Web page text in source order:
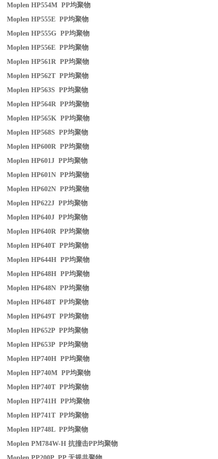
Moplen HP554M PP均聚物
Moplen HP555E PP均聚物
Moplen HP555G PP均聚物
Moplen HP556E PP均聚物
Moplen HP561R PP均聚物
Moplen HP562T PP均聚物
Moplen HP563S PP均聚物
Moplen HP564R PP均聚物
Moplen HP565K PP均聚物
Moplen HP568S PP均聚物
Moplen HP600R PP均聚物
Moplen HP601J PP均聚物
Moplen HP601N PP均聚物
Moplen HP602N PP均聚物
Moplen HP622J PP均聚物
Moplen HP640J PP均聚物
Moplen HP640R PP均聚物
Moplen HP640T PP均聚物
Moplen HP644H PP均聚物
Moplen HP648H PP均聚物
Moplen HP648N PP均聚物
Moplen HP648T PP均聚物
Moplen HP649T PP均聚物
Moplen HP652P PP均聚物
Moplen HP653P PP均聚物
Moplen HP740H PP均聚物
Moplen HP740M PP均聚物
Moplen HP740T PP均聚物
Moplen HP741H PP均聚物
Moplen HP741T PP均聚物
Moplen HP748L PP均聚物
Moplen PM784W-H抗撞击PP均聚物